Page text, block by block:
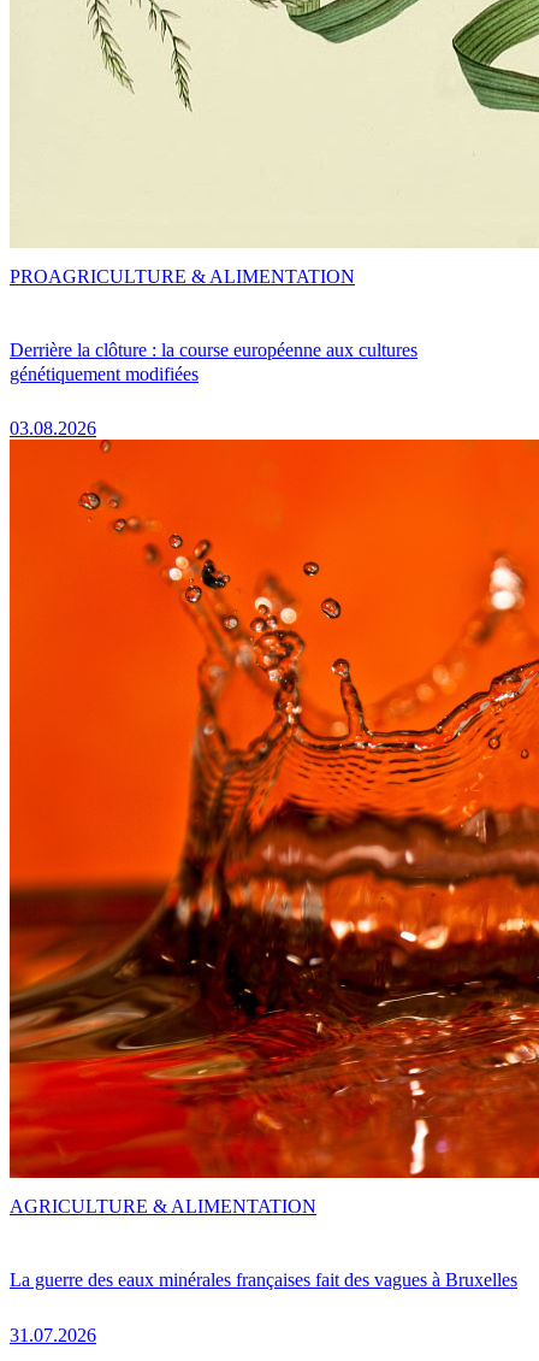
Derrière la clôture : la course européenne aux cultures
génétiquement modifiées
03.08.2026
PROAGRICULTURE & ALIMENTATION
La guerre des eaux minérales françaises fait des vagues à Bruxelles
31.07.2026
AGRICULTURE & ALIMENTATION